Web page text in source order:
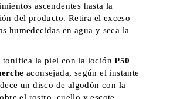
ascendentes hasta la
del producto. Retira el exceso
humedecidas en agua y seca la
tonifica la piel con la lociónP50
aconsejada, según el instante
un disco de algodón con la
el rostro, cuello y escote